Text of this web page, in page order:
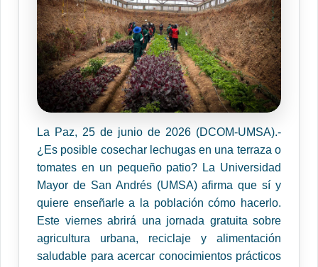
La Paz, 25 de junio de 2026 (DCOM-UMSA).-
¿Es posible cosechar lechugas en una terraza o
tomates en un pequeño patio? La Universidad
Mayor de San Andrés (UMSA) afirma que sí y
quiere enseñarle a la población cómo hacerlo.
Este viernes abrirá una jornada gratuita sobre
agricultura urbana, reciclaje y alimentación
saludable para acercar conocimientos prácticos